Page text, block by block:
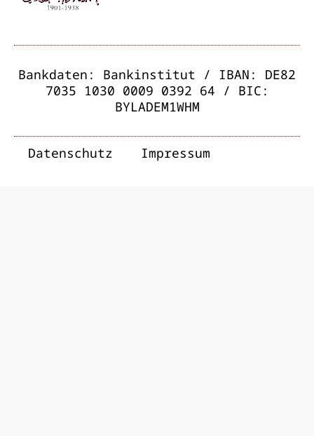
Bankdaten: Bankinstitut / IBAN: DE82
7035 1030 0009 0392 64 / BIC:
BYLADEM1WHM
Datenschutz Impressum